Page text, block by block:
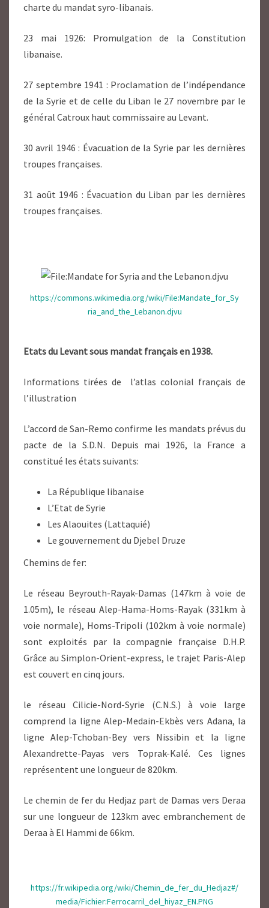
charte du mandat syro-libanais.
23 mai 1926: Promulgation de la Constitution
libanaise.
27 septembre 1941 : Proclamation de l’indépendance
de la Syrie et de celle du Liban le 27 novembre par le
général Catroux haut commissaire au Levant.
30 avril 1946 : Évacuation de la Syrie par les dernières
troupes françaises.
31 août 1946 : Évacuation du Liban par les dernières
troupes françaises.
https://commons.wikimedia.org/wiki/File:Mandate_for_Sy
ria_and_the_Lebanon.djvu
Etats du Levant sous mandat français en 1938.
Informations tirées de l’atlas colonial français de
l’illustration
L’accord de San-Remo confirme les mandats prévus du
pacte de la S.D.N. Depuis mai 1926, la France a
constitué les états suivants:
La République libanaise
L’Etat de Syrie
Les Alaouites (Lattaquié)
Le gouvernement du Djebel Druze
Chemins de fer:
Le réseau Beyrouth-Rayak-Damas (147km à voie de
1.05m), le réseau Alep-Hama-Homs-Rayak (331km à
voie normale), Homs-Tripoli (102km à voie normale)
sont exploités par la compagnie française D.H.P.
Grâce au Simplon-Orient-express, le trajet Paris-Alep
est couvert en cinq jours.
le réseau Cilicie-Nord-Syrie (C.N.S.) à voie large
comprend la ligne Alep-Medain-Ekbès vers Adana, la
ligne Alep-Tchoban-Bey vers Nissibin et la ligne
Alexandrette-Payas vers Toprak-Kalé. Ces lignes
représentent une longueur de 820km.
Le chemin de fer du Hedjaz part de Damas vers Deraa
sur une longueur de 123km avec embranchement de
Deraa à El Hammi de 66km.
https://fr.wikipedia.org/wiki/Chemin_de_fer_du_Hedjaz#/
media/Fichier:Ferrocarril_del_hiyaz_EN.PNG